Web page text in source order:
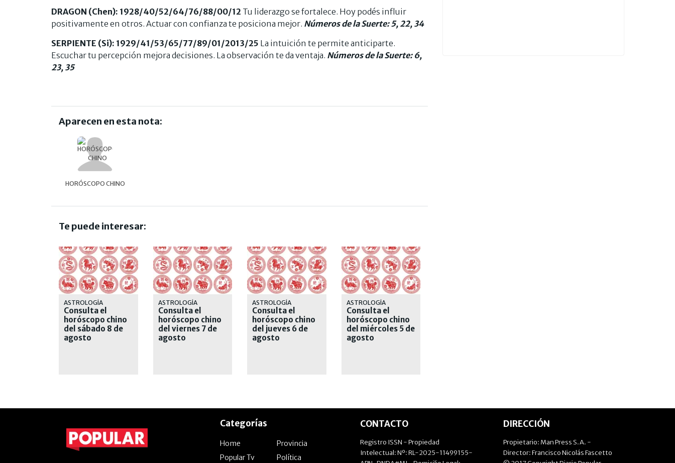
DRAGON (Chen): 1928/40/52/64/76/88/00/12 Tu liderazgo se fortalece. Hoy podés influir
positivamente en otros. Actuar con confianza te posiciona mejor. Números de la Suerte: 5, 22, 34
SERPIENTE (Si): 1929/41/53/65/77/89/01/2013/25 La intuición te permite anticiparte.
Escuchar tu percepción mejora decisiones. La observación te da ventaja. Números de la Suerte: 6,
23, 35
Aparecen en esta nota:
HORÓSCOPO CHINO
Te puede interesar:
ASTROLOGÍA
Consulta el
horóscopo chino
del sábado 8 de
agosto
ASTROLOGÍA
Consulta el
horóscopo chino
del viernes 7 de
agosto
ASTROLOGÍA
Consulta el
horóscopo chino
del jueves 6 de
agosto
ASTROLOGÍA
Consulta el
horóscopo chino
del miércoles 5 de
agosto
Categorías
Home
Provincia
Popular Tv
Política
CONTACTO
Registro ISSN - Propiedad
Intelectual: Nº: RL-2025-11499155-
DIRECCIÓN
Propietario: Man Press S.A. -
Director: Francisco Nicolás Fascetto